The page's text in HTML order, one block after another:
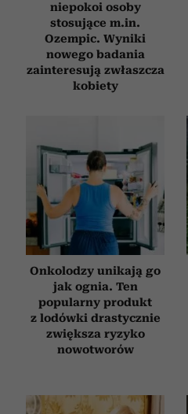
niepokoi osoby
stosujące m.in.
Ozempic. Wyniki
nowego badania
zainteresują zwłaszcza
kobiety
Onkolodzy unikają go
jak ognia. Ten
popularny produkt
z lodówki drastycznie
zwiększa ryzyko
nowotworów